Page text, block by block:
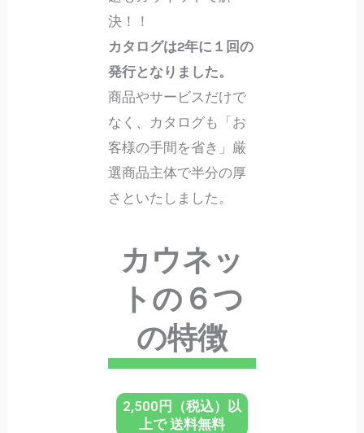
決！！
カタログは2年に１回の
発行となりました。
商品やサービスだけで
なく、カタログも「お
客様の手間を省き」厳
選商品主体で半分の厚
さといたしました。
カウネッ
トの６つ
の特徴
2,500円（税込）以
上で 送料無料